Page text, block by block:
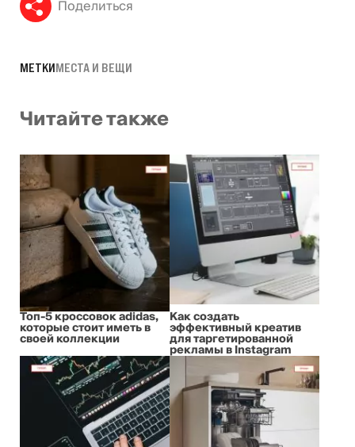
Поделиться
МЕТКИМЕСТА И ВЕЩИ
Читайте также
Топ-5 кроссовок adidas,
которые стоит иметь в
своей коллекции
Как создать
эффективный креатив
для таргетированной
рекламы в Instagram